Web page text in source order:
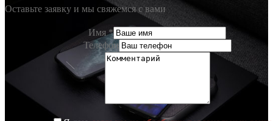
Оставьте заявку и мы свяжемся с вами
Имя*
Телефон